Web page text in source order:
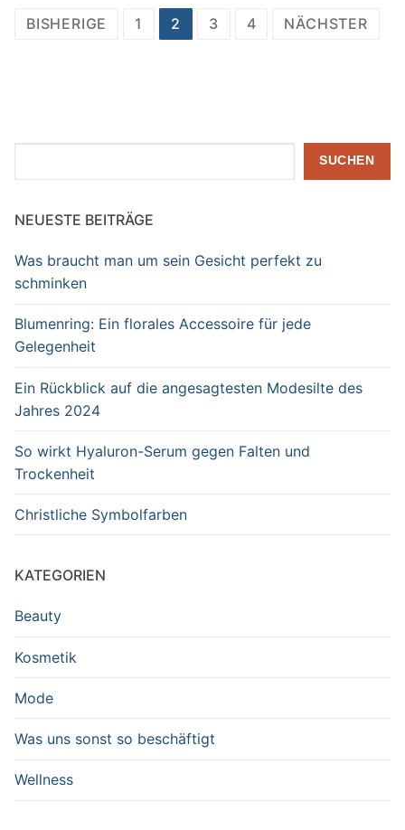
Seitennummerierung
BISHERIGE 1 2 3 4 NÄCHSTER
SUCHEN
NEUESTE BEITRÄGE
Was braucht man um sein Gesicht perfekt zu
schminken
Blumenring: Ein florales Accessoire für jede
Gelegenheit
Ein Rückblick auf die angesagtesten Modesilte des
Jahres 2024
So wirkt Hyaluron-Serum gegen Falten und
Trockenheit
Christliche Symbolfarben
KATEGORIEN
Beauty
Kosmetik
Mode
Was uns sonst so beschäftigt
Wellness